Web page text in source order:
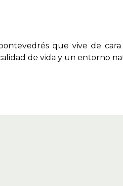
que vive de
de vida y un entorno